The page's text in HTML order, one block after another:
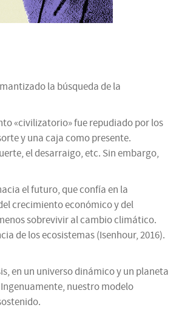
la búsqueda de la
«civilizatorio» fue repudiado por los
y una caja como presente.
el desarraigo, etc. Sin embargo,
el futuro, que confía en la
crecimiento económico y del
sobrevivir al cambio climático.
de los ecosistemas (Isenhour, 2016).
en un universo dinámico y un planeta
nuestro modelo